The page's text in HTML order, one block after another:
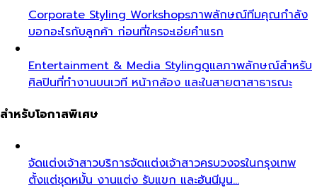
Corporate Styling Workshopsภาพลักษณ์ทีมคุณกำลัง
บอกอะไรกับลูกค้า ก่อนที่ใครจะเอ่ยคำแรก
Entertainment & Media Stylingดูแลภาพลักษณ์สำหรับ
ศิลปินที่ทำงานบนเวที หน้ากล้อง และในสายตาสาธารณะ
สำหรับโอกาสพิเศษ
จัดแต่งเจ้าสาวบริการจัดแต่งเจ้าสาวครบวงจรในกรุงเทพ
ตั้งแต่ชุดหมั้น งานแต่ง รับแขก และฮันนีมูน…